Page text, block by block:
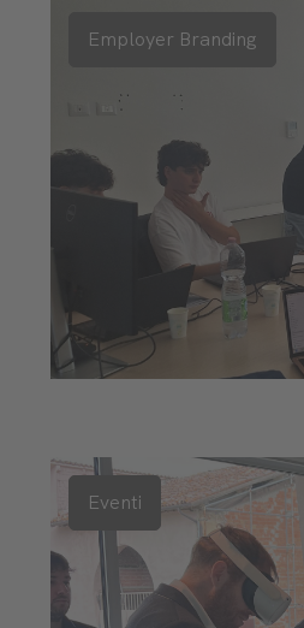
Employer Branding
Eventi